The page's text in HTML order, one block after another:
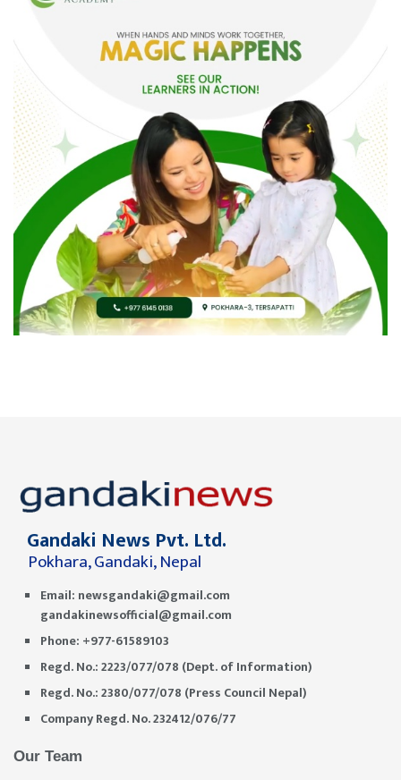
Gandaki News Pvt. Ltd.
Pokhara, Gandaki, Nepal
Email: newsgandaki@gmail.com
gandakinewsofficial@gmail.com
Phone: +977-61589103
Regd. No.: 2223/077/078 (Dept. of Information)
Regd. No.: 2380/077/078 (Press Council Nepal)
Company Regd. No. 232412/076/77
Our Team